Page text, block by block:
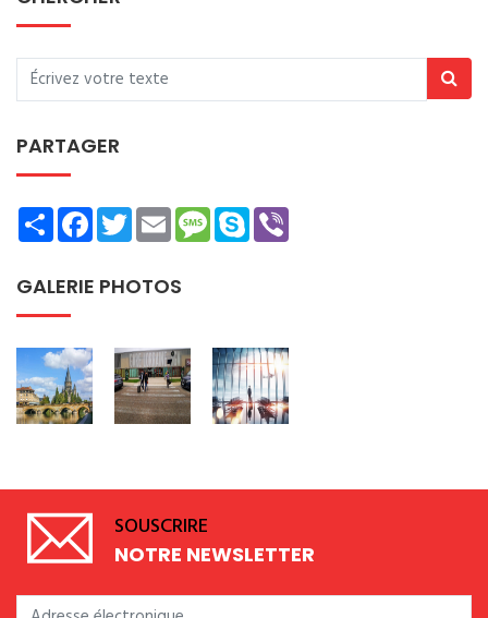
PARTAGER
ShareFacebookTwitterEmailMessage
Skype
GALERIE PHOTOS
SOUSCRIRE
NOTRE NEWSLETTER